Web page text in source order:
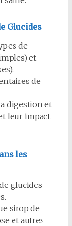
Glucides
de
et
de
digestion et
leur impact
les
glucides
sirop de
et autres